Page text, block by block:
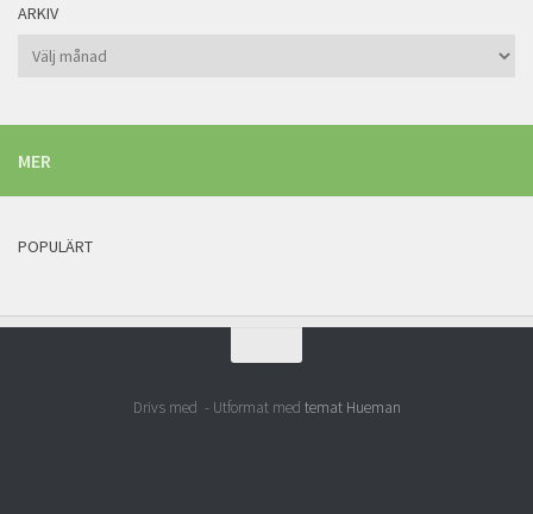
ARKIV
Arkiv
MER
POPULÄRT
Drivs med - Utformat med temat Hueman